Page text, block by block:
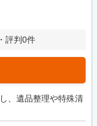
評判0件
、遺品整理や特殊清